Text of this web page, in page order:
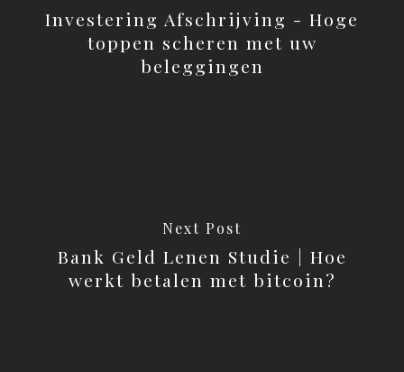
Investering Afschrijving - Hoge
toppen scheren met uw
beleggingen
Next Post
Bank Geld Lenen Studie | Hoe
werkt betalen met bitcoin?